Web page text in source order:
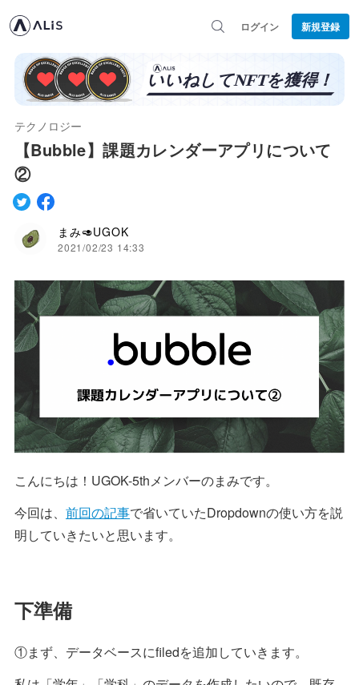
ログイン 新規登録
テクノロジー
【Bubble】課題カレンダーアプリについて
②
まみ🥑UGOK
2021/02/23 14:33
こんにちは！UGOK-5thメンバーのまみです。
今回は、 前回の記事で省いていたDropdownの使い方を説
明していきたいと思います。
下準備
①まず、データベースにfiledを追加していきます。